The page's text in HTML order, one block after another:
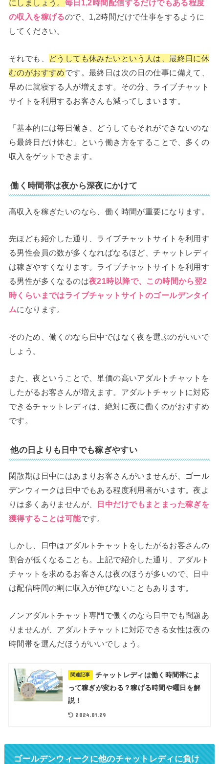
にしましょう。 毎日1,2時間配信するだけでもある程度
の収入を稼げるので、1,2時間だけで仕事をするように
してください。
それでも、
どうしても休みたいという人は、最終日に休
むのがおすすめです。最終日は次の日の仕事に備えて、
早めに就寝する人が増えます。その分、ライブチャット
サイトを利用するお客さんも減ってしまいます。
「基本的には毎日働き、どうしてもそれができないのな
ら最終日だけ休む」という働き方をすることで、多くの
収入をゲットできます。
働く時間帯は夜から深夜にかけて
高収入を稼ぎたいのなら、働く時間が重要になります。
先ほども紹介した通り、ライブチャットサイトを利用す
る男性会員の数が多くなればなるほど、チャットレディ
は稼ぎやすくなります。ライブチャットサイトを利用す
る男性が多くなるのは夜21時以降で、この時間から翌2
時くらいまではライブチャットサイトのゴールデンタイ
ムになります。
そのため、働くのなら日中ではなく夜を選ぶのがいいで
しょう。
また、夜ということで、単価の高いアダルトチャットを
したがるお客さんが増えます。アダルトチャットに対応
できるチャットレディは、絶対に夜に働くのがおすすめ
です。
他の日よりも日中でも稼ぎやすい
閑散期は日中にはあまりお客さんがいませんが、ゴール
デンウィークは日中でもある程度利用者がいます。夜よ
りは多くありませんが、
日中だけでもまとまった稼ぎを
獲得することは可能です。
しかし、日中はアダルトチャットをしたがるお客さんの
割合が低くなることも。上記で紹介した通り、アダルト
チャットを求めるお客さんは夜のほうが多いので、日中
は配信時間の割に収入が伸びないこともあります。
ノンアダルトチャット専門で働くのなら日中でも問題あ
りませんが、アダルトチャットに対応できる女性は夜の
時間帯を選んだほうがいいでしょう。
関連記事
チャットレディは働く時間帯によ
って稼ぎが変わる？稼げる時間や曜日を解
説！
2024.01.29
ゴールデンウィークに他のチャットレディに負け